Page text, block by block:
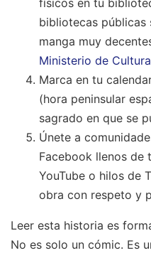
físicos en tu
bibliotecas públicas
manga muy
Ministerio de Cultura
Marca en tu
(hora peninsular
sagrado en que se
Únete a
Facebook llenos de
YouTube o hilos de
obra con respeto y
Leer esta historia es
No es solo un cómic. Es